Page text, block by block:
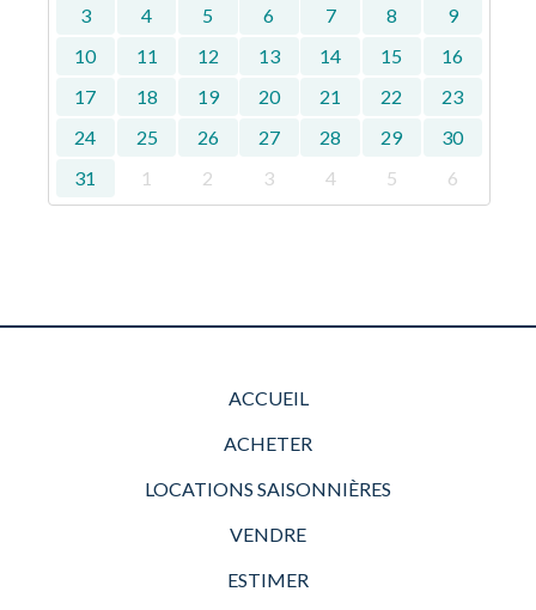
3
4 5 6 7 8
9
10
11 12 13 14 15
16
17
18 19 20 21 22
23
24
25 26 27 28 29
30
31
1 2 3 4 5 6
ACCUEIL
ACHETER
LOCATIONS SAISONNIÈRES
VENDRE
ESTIMER